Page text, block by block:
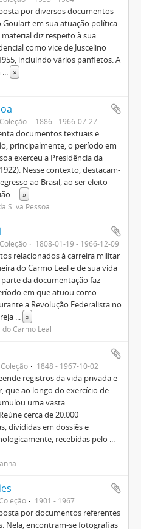
por diversos documentos
Goulart em sua atuação política.
diz respeito à sua
como vice de Juscelino
incluindo vários panfletos. A
... »
Coleção 1886 - 1966-07-27
documentos textuais e
principalmente, o período em
exerceu a Presidência da
Nesse contexto, destacam-
ao Brasil, ao ser eleito
... »
Silva Pessoa
Coleção 1808-01-19 - 1966-12-09
relacionados à carreira militar
do Carmo Leal e de sua vida
da documentação faz
em que atuou como
a Revolução Federalista no
... »
do Carmo Leal
Coleção 1848 - 1967-10-02
registros da vida privada e
que ao longo do exercício de
uma vasta
cerca de 20.000
divididas em dossiês e
recebidas pelo ...
1901 - 1967
por documentos referentes
Nela, encontram-se fotografias